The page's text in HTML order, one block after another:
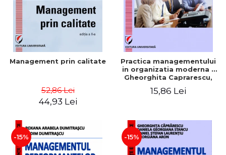
Management prin calitate
52,86 Lei
44,93 Lei
Practica managementului
in organizatia moderna -
Gheorghita Caprarescu,
Georgiana Aron
15,86 Lei
-15% -15%